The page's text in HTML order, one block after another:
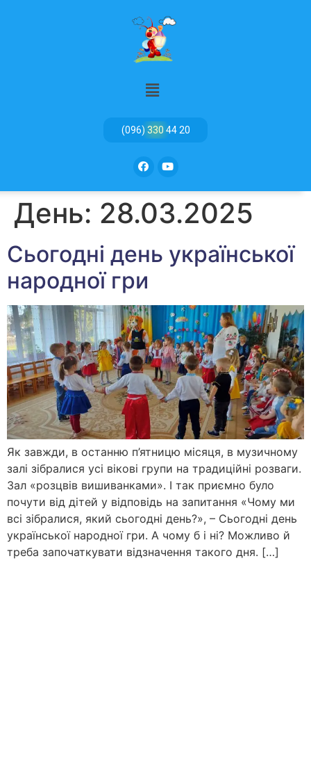
(096) 330 44 20
День: 28.03.2025
Сьогодні день української
народної гри
Як завжди, в останню п’ятницю місяця, в музичному
залі зібралися усі вікові групи на традиційні розваги.
Зал «розцвів вишиванками». І так приємно було
почути від дітей у відповідь на запитання «Чому ми
всі зібралися, який сьогодні день?», – Сьогодні день
української народної гри. А чому б і ні? Можливо й
треба започаткувати відзначення такого дня. […]